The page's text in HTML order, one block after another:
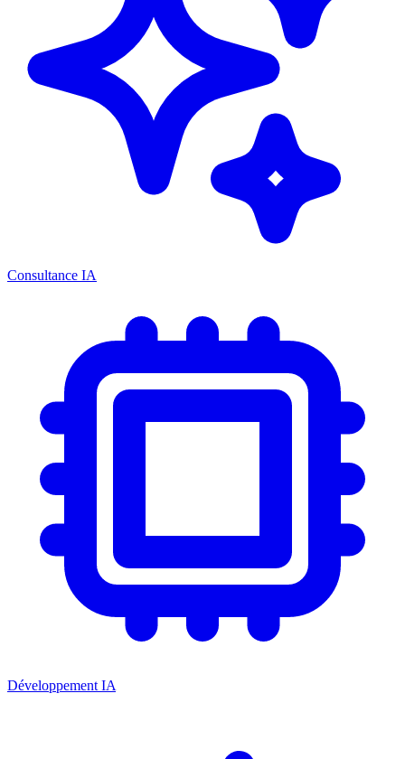
Consultance IA
Développement IA